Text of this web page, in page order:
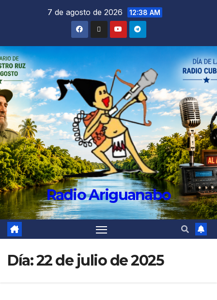
7 de agosto de 2026 12:38 AM
Radio Ariguanabo
Día:22 de julio de 2025